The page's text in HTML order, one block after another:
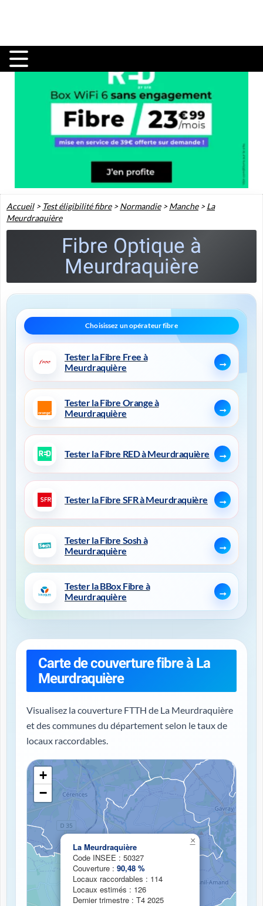
Accueil> Test éligibilité fibre>Normandie>Manche>La
Meurdraquière
Fibre Optique à
Meurdraquière
Tester la Fibre Free à
Meurdraquière
Tester la Fibre Orange à
Meurdraquière
Tester la Fibre RED à Meurdraquière
Tester la Fibre SFR à Meurdraquière
Tester la Fibre Sosh à
Meurdraquière
Tester la BBox Fibre à
Meurdraquière
Carte de couverture fibre à La
Meurdraquière
Visualisez la couverture FTTH de La Meurdraquière
et des communes du département selon le taux de
locaux raccordables.
Chargement de la carte de couverture fibre...
La Meurdraquière
Code INSEE : 50327
Couverture : 90,48 %
Locaux raccordables : 114
Locaux estimés : 126
Dernier trimestre : T4 2025
×
+
−